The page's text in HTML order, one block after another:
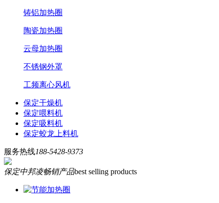
铸铝加热圈
陶瓷加热圈
云母加热圈
不锈钢外罩
工频离心风机
保定干燥机
保定喂料机
保定吸料机
保定蛟龙上料机
服务热线188-5428-9373
保定中邦凌畅销产品best selling products